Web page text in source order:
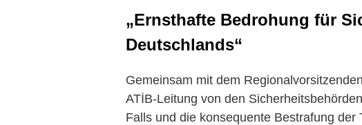
„Ernsthafte Bedrohung für
Deutschlands“
Gemeinsam mit dem
ATİB-Leitung von den
Falls und die konsequente Bestrafung der